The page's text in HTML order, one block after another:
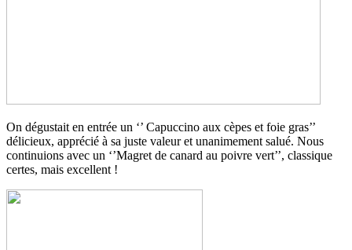
On dégustait en entrée un ‘’ Capuccino aux cèpes et foie gras’’
délicieux, apprécié à sa juste valeur et unanimement salué. Nous
continuions avec un ‘’Magret de canard au poivre vert’’, classique
certes, mais excellent !